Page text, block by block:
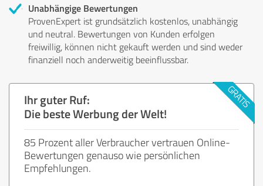
Unabhängige Bewertungen
ProvenExpert ist grundsätzlich kostenlos, unabhängig
und neutral. Bewertungen von Kunden erfolgen
freiwillig, können nicht gekauft werden und sind weder
finanziell noch anderweitig beeinflussbar.
Ihr guter Ruf:
Die beste Werbung der Welt!
85 Prozent aller Verbraucher vertrauen Online-
Bewertungen genauso wie persönlichen
Empfehlungen.